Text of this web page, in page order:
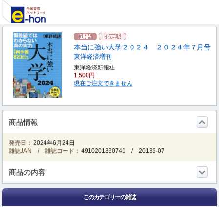
本当に強い大学２０２４ ２０２４年７月号
東洋経済増刊
東洋経済新報社
1,500円
現在ご注文できません
商品情報
発売日： 2024年6月24日
雑誌JAN / 雑誌コード： 4910201360741 /20136-07
商品の内容
このカテゴリーの雑誌